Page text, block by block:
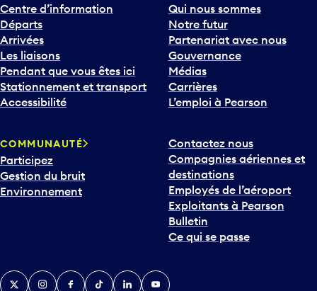
Centre d’information
Départs
Arrivées
Les liaisons
Pendant que vous êtes ici
Stationnement et transport
Accessibilité
Qui nous sommes
Notre futur
Partenariat avec nous
Gouvernance
Médias
Carrières
L’emploi à Pearson
COMMUNAUTÉ
Participez
Gestion du bruit
Environnement
Contactez nous
Compagnies aériennes et
destinations
Employés de l’aéroport
Exploitants à Pearson
Bulletin
Ce qui se passe
TwitterInstagramFacebook
TikTokLinkedInYouTube